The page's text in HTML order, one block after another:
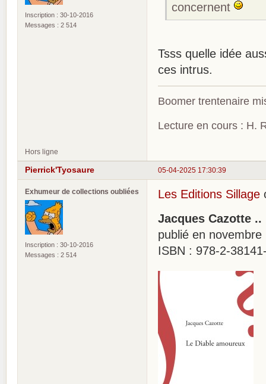
Inscription : 30-10-2016
Messages : 2 514
concernent
Tsss quelle idée
ces intrus.
Boomer trentenaire
Lecture en cours : H.
Hors ligne
05-04-2025 17:30:39
Pierrick'Tyosaure
Exhumeur de collections oubliées
Inscription : 30-10-2016
Messages : 2 514
Les Editions Sillage
Jacques Cazotte
publié en
ISBN : 978-2-